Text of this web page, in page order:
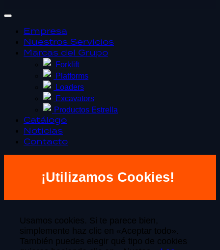
Empresa
Nuestros Servicios
Marcas del Grupo
Forklift
Platforms
Loaders
Excavators
Productos Estrella
Catálogo
Noticias
Contacto
¡Utilizamos Cookies!
Usamos cookies. Si te parece bien,
simplemente haz clic en «Aceptar todo».
También puedes elegir qué tipo de cookies